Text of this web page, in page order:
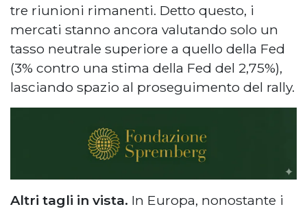
tre riunioni rimanenti. Detto questo, i
mercati stanno ancora valutando solo un
tasso neutrale superiore a quello della Fed
(3% contro una stima della Fed del 2,75%),
lasciando spazio al proseguimento del rally.
Altri tagli in vista. In Europa, nonostante i